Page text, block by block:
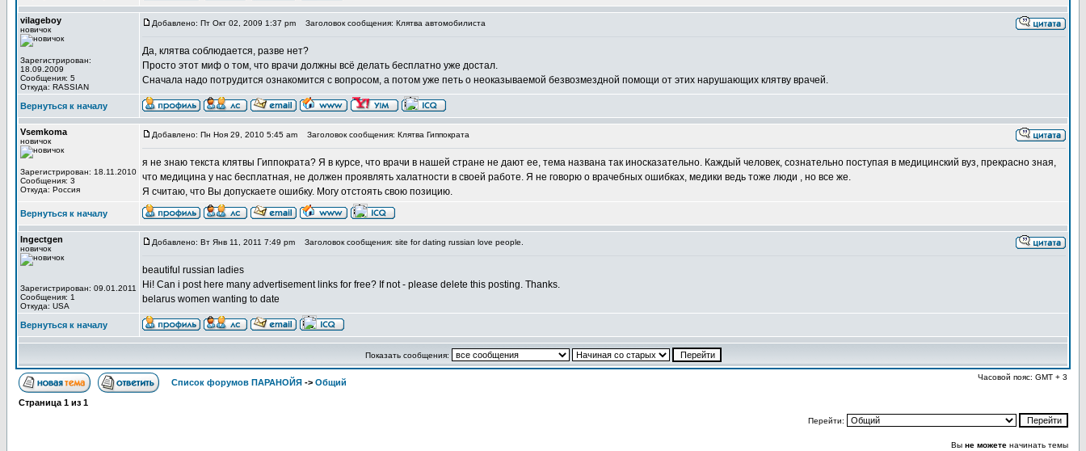
vilageboy
новичок
Зарегистрирован:
18.09.2009
Сообщения: 5
Откуда: RASSIAN
Добавлено: Пт Окт 02, 2009 1:37 pm Заголовок сообщения: Клятва автомобилиста
Да, клятва соблюдается, разве нет?
Просто этот миф о том, что врачи должны всё делать бесплатно уже достал.
Сначала надо потрудится ознакомится с вопросом, а потом уже петь о неоказываемой безвозмездной помощи от этих нарушающих клятву врачей.
Вернуться к началу
Vsemkoma
новичок
Зарегистрирован: 18.11.2010
Сообщения: 3
Откуда: Россия
Добавлено: Пн Ноя 29, 2010 5:45 am Заголовок сообщения: Клятва Гиппократа
я не знаю текста клятвы Гиппократа? Я в курсе, что врачи в нашей стране не дают ее, тема названа так иносказательно. Каждый человек, сознательно поступая в медицинский вуз, прекрасно зная,
что медицина у нас бесплатная, не должен проявлять халатности в своей работе. Я не говорю о врачебных ошибках, медики ведь тоже люди , но все же.
Я считаю, что Вы допускаете ошибку. Могу отстоять свою позицию.
Вернуться к началу
Ingectgen
новичок
Зарегистрирован: 09.01.2011
Сообщения: 1
Откуда: USA
Добавлено: Вт Янв 11, 2011 7:49 pm Заголовок сообщения: site for dating russian love people.
beautiful russian ladies
Hi! Can i post here many advertisement links for free? If not - please delete this posting. Thanks.
belarus women wanting to date
Вернуться к началу
Показать сообщения:
Список форумов ПАРАНОЙЯ -> Общий
Часовой пояс: GMT + 3
Страница 1 из 1
Перейти:
Вы не можете начинать темы